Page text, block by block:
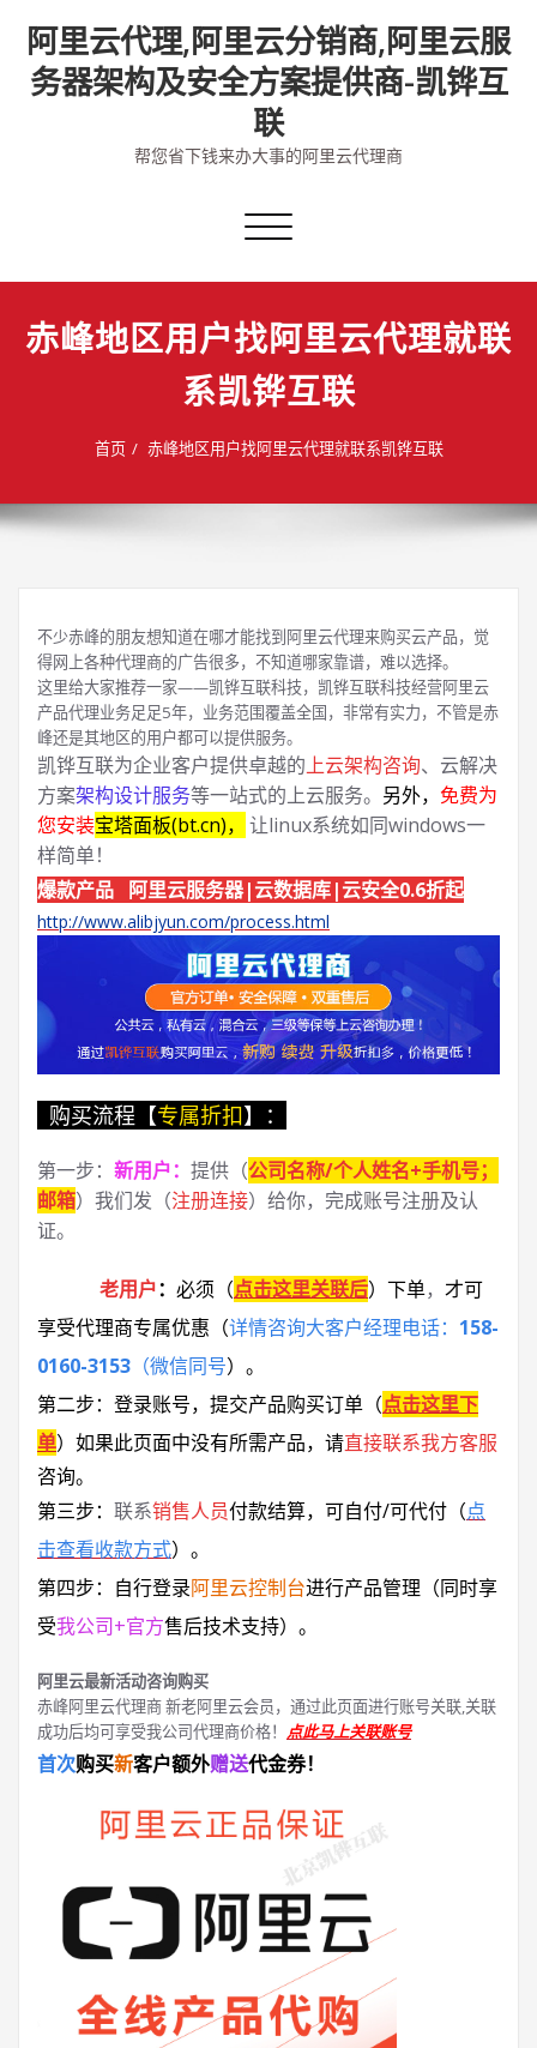
content
阿里云代理,阿里云分销商,阿里云服
务器架构及安全方案提供商-凯铧互
联
帮您省下钱来办大事的阿里云代理商
切
导
赤峰地区用户找阿里云代理就联
系凯铧互联
首页 赤峰地区用户找阿里云代理就联系凯铧互联
不少赤峰的朋友想知道在哪才能找到阿里云代理来购买云产品，觉
得网上各种代理商的广告很多，不知道哪家靠谱，难以选择。
这里给大家推荐一家——凯铧互联科技，凯铧互联科技经营阿里云
产品代理业务足足5年，业务范围覆盖全国，非常有实力，不管是赤
峰还是其地区的用户都可以提供服务。
凯铧互联为企业客户提供卓越的上云架构咨询、云解决
方案架构设计服务等一站式的上云服务。 另外， 免费为
您安装宝塔面板(bt.cn)， 让linux系统如同windows一
样简单！
爆款产品 阿里云服务器|云数据库|云安全0.6折起
http://www.alibjyun.com/process.html
购买流程【专属折扣】：
第一步： 新用户： 提供（公司名称/个人姓名+手机号；
邮箱）我们发（注册连接）给你，完成账号注册及认
证。
老用户： 必须 （点击这里关联后） 下单， 才可
享受代理商专属优惠 （详情咨询大客户经理电话： 158-
0160-3153 （微信同号） 。
第二步：登录账号，提交产品购买订单（点击这里下
单） 如果此页面中没有所需产品，请直接联系我方客服
咨询。
第三步： 联系销售人员付款结算，可自付/可代付（点
击查看收款方式）。
第四步：自行登录阿里云控制台进行产品管理（同时享
受我公司+官方售后技术支持）。
阿里云最新活动咨询购买
赤峰阿里云代理商 新老阿里云会员，通过此页面进行账号关联,关联
成功后均可享受我公司代理商价格！ 点此马上关联账号
首次购买新客户额外赠送代金券！